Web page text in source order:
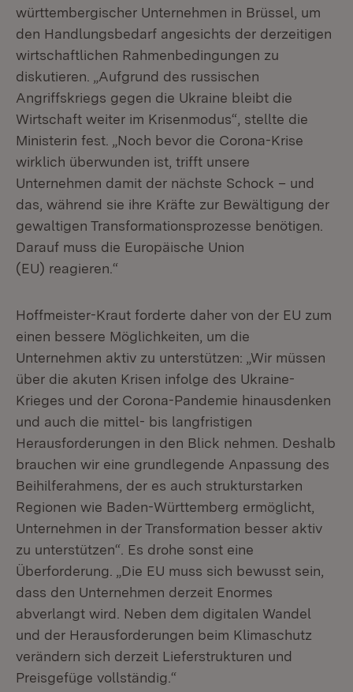
württembergischer Unternehmen in Brüssel, um
den Handlungsbedarf angesichts der derzeitigen
wirtschaftlichen Rahmenbedingungen zu
diskutieren. „Aufgrund des russischen
Angriffskriegs gegen die Ukraine bleibt die
Wirtschaft weiter im Krisenmodus“, stellte die
Ministerin fest. „Noch bevor die Corona-Krise
wirklich überwunden ist, trifft unsere
Unternehmen damit der nächste Schock – und
das, während sie ihre Kräfte zur Bewältigung der
gewaltigen Transformationsprozesse benötigen.
Darauf muss die Europäische Union
(EU) reagieren.“
Hoffmeister-Kraut forderte daher von der EU zum
einen bessere Möglichkeiten, um die
Unternehmen aktiv zu unterstützen: „Wir müssen
über die akuten Krisen infolge des Ukraine-
Krieges und der Corona-Pandemie hinausdenken
und auch die mittel- bis langfristigen
Herausforderungen in den Blick nehmen. Deshalb
brauchen wir eine grundlegende Anpassung des
Beihilferahmens, der es auch strukturstarken
Regionen wie Baden-Württemberg ermöglicht,
Unternehmen in der Transformation besser aktiv
zu unterstützen“. Es drohe sonst eine
Überforderung. „Die EU muss sich bewusst sein,
dass den Unternehmen derzeit Enormes
abverlangt wird. Neben dem digitalen Wandel
und der Herausforderungen beim Klimaschutz
verändern sich derzeit Lieferstrukturen und
Preisgefüge vollständig.“